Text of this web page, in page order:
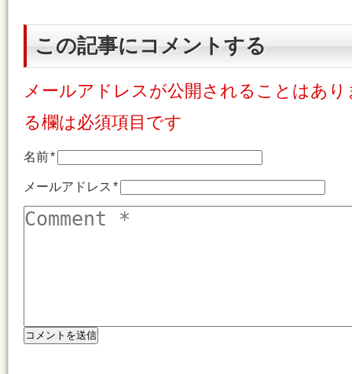
この記事にコメントする
メールアドレスが公開されることはあ
る欄は必須項目です
名前*
メールアドレス*